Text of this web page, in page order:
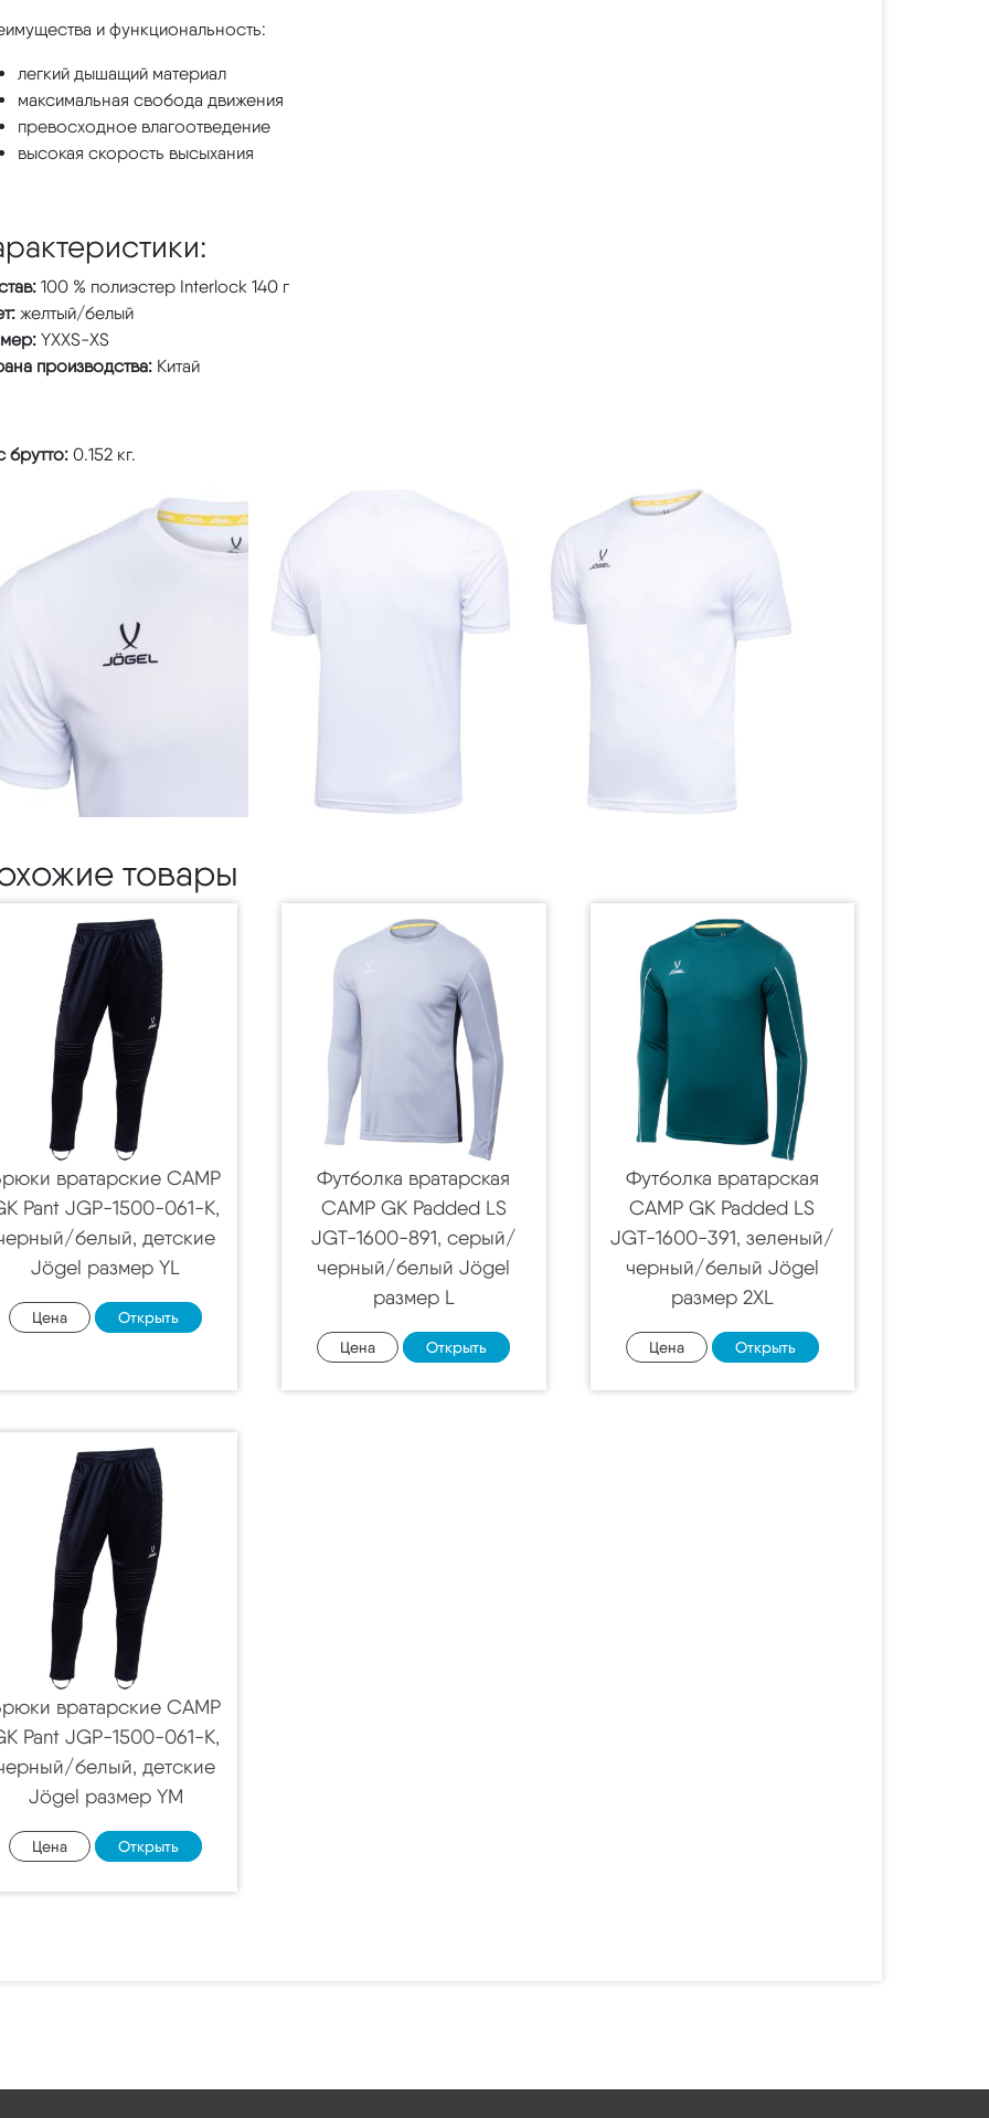
и функциональность:
легкий дышащий материал
максимальная свобода движения
превосходное влагоотведение
высокая скорость высыхания
100 % полиэстер Interlock 140 г
желтый/белый
YXXS-XS
производства: Китай
брутто: 0.152 кг.
товары
вратарские CAMP
Pant JGP-1500-061-K,
белый, детские
Jögel размер YL
Цена Открыть
Футболка вратарская
CAMP GK Padded LS
JGT-1600-891, серый/
черный/белый Jögel
размер L
Цена Открыть
Футболка вратарская
CAMP GK Padded LS
JGT-1600-391, зеленый/
черный/белый Jögel
размер 2XL
Цена Открыть
вратарские CAMP
Pant JGP-1500-061-K,
белый, детские
Jögel размер YM
Цена Открыть